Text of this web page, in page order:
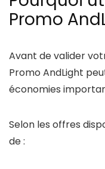
Promo
Avant de valider
Promo AndLight
économies
Selon les offres
de :